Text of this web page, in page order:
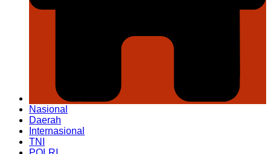
Nasional
Daerah
Internasional
TNI